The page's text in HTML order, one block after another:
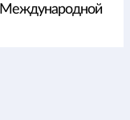
Международной